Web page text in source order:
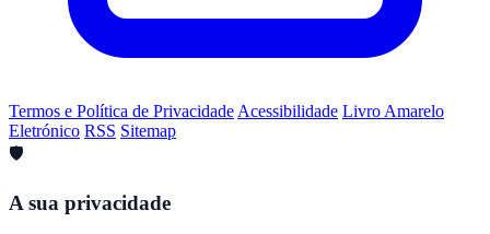
Termos e Política de Privacidade Acessibilidade Livro Amarelo
Eletrónico RSS Sitemap
🛡️
A sua privacidade